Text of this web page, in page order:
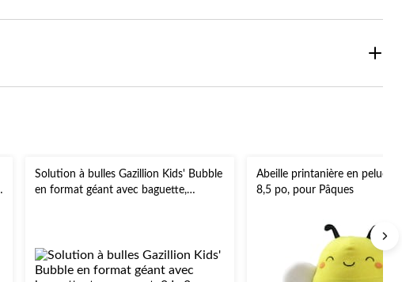
Solution à bulles Gazillion Kids' Bubble
en format géant avec baguette,
Abeille printanière en
8,5 po, pour Pâques